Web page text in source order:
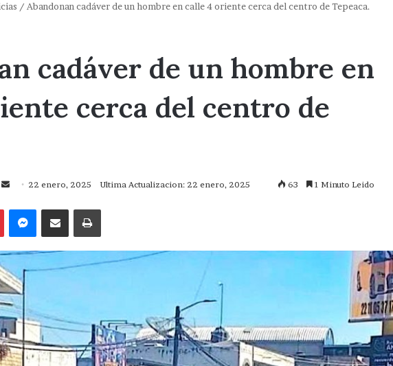
/ Abandonan cadáver de un hombre en calle 4 oriente cerca del centro de Tepeaca.
cadáver de un hombre en
cerca del centro de
Send
email
22 enero, 2025 Ultima Actualizacion: 22 enero, 2025 63 1 Minuto Leido
PinterestMessengerCompartir via CorreoImprimir